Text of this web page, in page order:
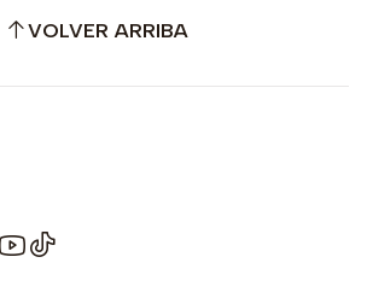
VOLVER ARRIBA